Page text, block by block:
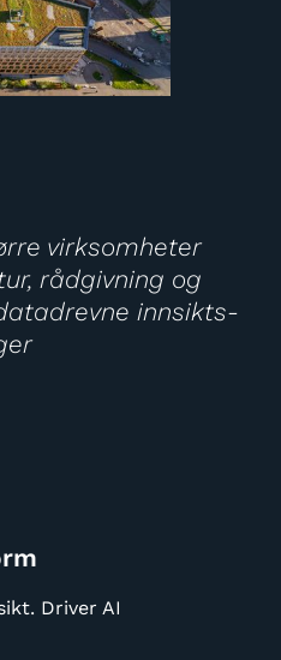
virksomheter
rådgivning og
innsikts-
Driver AI